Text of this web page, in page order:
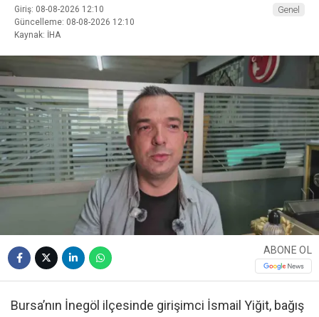
Giriş: 08-08-2026 12:10
Güncelleme: 08-08-2026 12:10
Kaynak: İHA
Genel
ABONE OL
Bursa’nın İnegöl ilçesinde girişimci İsmail Yiğit, bağış